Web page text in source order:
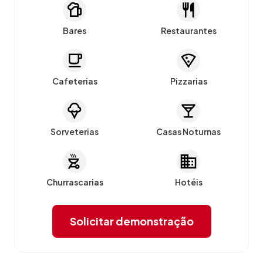
Bares Restaurantes
Cafeterias Pizzarias
Sorveterias Casas Noturnas
Churrascarias Hotéis
Solicitar demonstração